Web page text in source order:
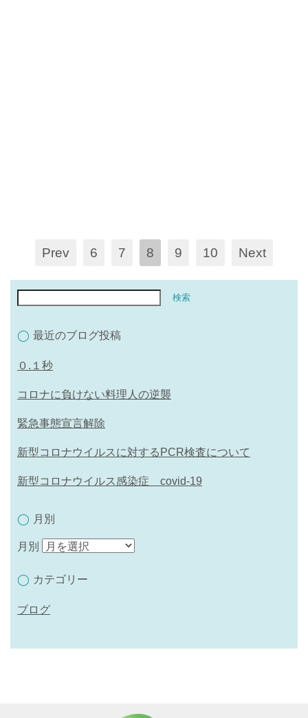
Prev 6 7 8 9 10 Next
最近のブログ投稿
０.１秒
コロナに負けない料理人の逆襲
緊急事態宣言解除
新型コロナウイルスに対するPCR検査について
新型コロナウイルス感染症 covid-19
月別
月別
カテゴリー
ブログ